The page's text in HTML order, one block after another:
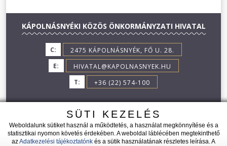
KÁPOLNÁSNYÉKI KÖZÖS ÖNKORMÁNYZATI HIVATAL
C:
2475 KÁPOLNÁSNYÉK, FŐ U. 28.
E:
HIVATAL@KAPOLNASNYEK.HU
T:
+36 (22) 574-100
SÜTI KEZELÉS
Weboldalunk sütiket használ a működtetés, a használat megkönnyítése és a
statisztikai nyomon követés érdekében. A weboldal láblécében megtekinthető
azAdatkezelési tájékoztatónk és a sütik használatának részletes leírása. A